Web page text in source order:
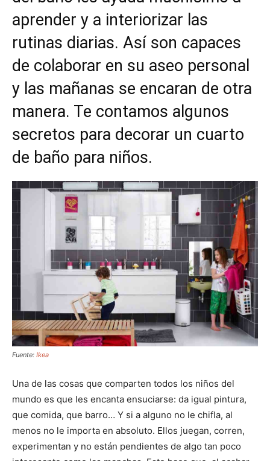
aprender y a interiorizar las
rutinas diarias. Así son capaces
de colaborar en su aseo personal
y las mañanas se encaran de otra
manera. Te contamos algunos
secretos para decorar un cuarto
de baño para niños.
Fuente: Ikea
Una de las cosas que comparten todos los niños del
mundo es que les encanta ensuciarse: da igual pintura,
que comida, que barro… Y si a alguno no le chifla, al
menos no le importa en absoluto. Ellos juegan, corren,
experimentan y no están pendientes de algo tan poco